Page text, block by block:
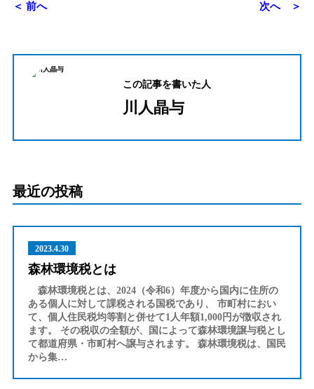
＜ 前へ 次へ ＞
この記事を書いた人
川人晶与
最近の投稿
2023.4.30
森林環境税とは
森林環境税とは、2024（令和6）年度から国内に住所の
ある個人に対して課税される国税であり、 市町村におい
て、個人住民税均等割と併せて1人年額1,000円が徴収され
ます。 その税収の全額が、国によって森林環境譲与税とし
て都道府県・市町村へ譲与されます。 森林環境税は、国民
から集…